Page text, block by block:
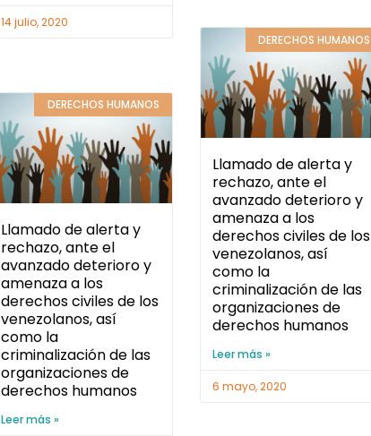
14 julio, 2020
DERECHOS HUMANOS
Llamado de alerta y
rechazo, ante el
avanzado deterioro y
amenaza a los
derechos civiles de los
venezolanos, así
como la
criminalización de las
organizaciones de
derechos humanos
Leer más »
DERECHOS HUMANOS
Llamado de alerta y
rechazo, ante el
avanzado deterioro y
amenaza a los
derechos civiles de los
venezolanos, así
como la
criminalización de las
organizaciones de
derechos humanos
Leer más »
6 mayo, 2020